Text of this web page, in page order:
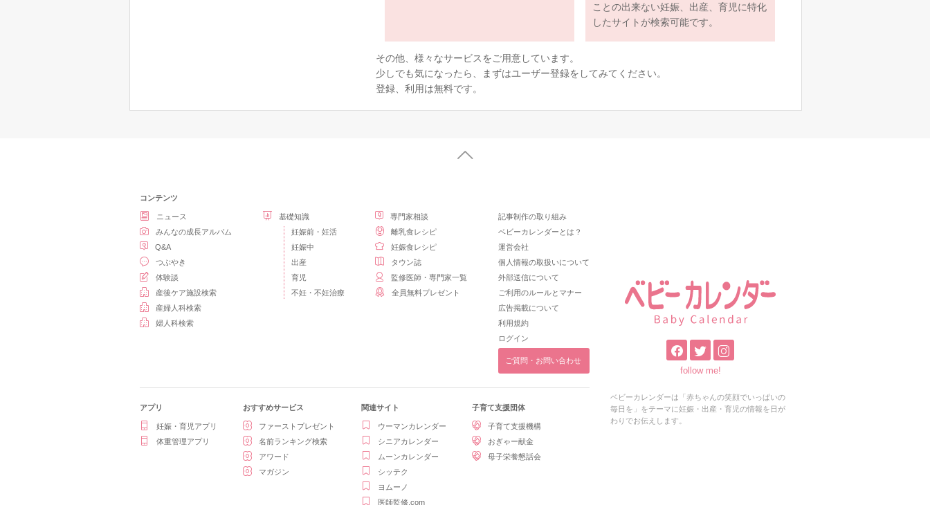
ことの出来ない妊娠、出産、育児に特化
したサイトが検索可能です。
その他、様々なサービスをご用意しています。
少しでも気になったら、まずはユーザー登録をしてみてください。
登録、利用は無料です。
コンテンツ
ニュース
みんなの成長アルバム
Q&A
つぶやき
体験談
産後ケア施設検索
産婦人科検索
婦人科検索
基礎知識
妊娠前・妊活
妊娠中
出産
育児
不妊・不妊治療
専門家相談
離乳食レシピ
妊娠食レシピ
タウン誌
監修医師・専門家一覧
全員無料プレゼント
記事制作の取り組み
ベビーカレンダーとは？
運営会社
個人情報の取扱いについて
外部送信について
ご利用のルールとマナー
広告掲載について
利用規約
ログイン
ご質問・お問い合わせ
アプリ
妊娠・育児アプリ
体重管理アプリ
おすすめサービス
ファーストプレゼント
名前ランキング検索
アワード
マガジン
関連サイト
ウーマンカレンダー
シニアカレンダー
ムーンカレンダー
シッテク
ヨムーノ
医師監修.com
子育て支援団体
子育て支援機構
おぎゃー献金
母子栄養懇話会
follow me!
ベビーカレンダーは「赤ちゃんの笑顔でいっぱいの
毎日を」をテーマに妊娠・出産・育児の情報を日が
わりでお伝えします。